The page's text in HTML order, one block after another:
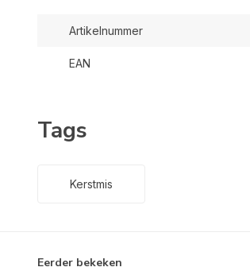
Artikelnummer
EAN
Tags
Kerstmis
Eerder bekeken